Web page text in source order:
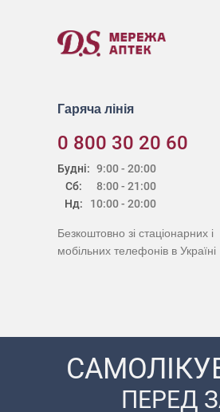
Гаряча лінія
0 800 30 20 60
Будні:
Сб:
Нд:
9:00 - 20:00
8:00 - 21:00
10:00 - 20:00
Безкоштовно зі стаціонарних і
мобільних телефонів в Україні
ПЕРЕД